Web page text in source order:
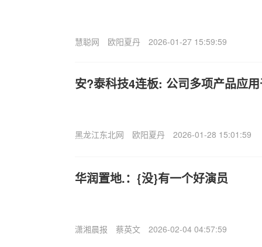
慧聪网 欧阳夏丹 2026-01-27 15:59:59
安?泰科技4连板: 公司多项产品应
黑龙江东北网 欧阳夏丹 2026-01-28 15:01:59
华润置地.：{没}有一个好演员
潇湘晨报 蔡英文 2026-02-04 04:57:59